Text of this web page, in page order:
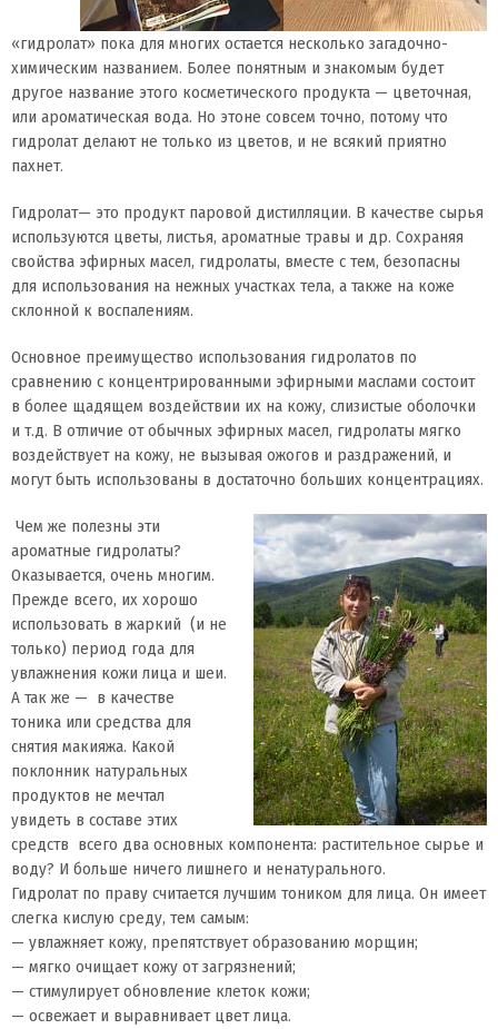
«гидролат» пока для многих остается несколько загадочно-
химическим названием. Более понятным и знакомым будет
другое название этого косметического продукта — цветочная,
или ароматическая вода. Но этоне совсем точно, потому что
гидролат делают не только из цветов, и не всякий приятно
пахнет.
Гидролат— это продукт паровой дистилляции. В качестве сырья
используются цветы, листья, ароматные травы и др. Сохраняя
свойства эфирных масел, гидролаты, вместе с тем, безопасны
для использования на нежных участках тела, а также на коже
склонной к воспалениям.
Основное преимущество использования гидролатов по
сравнению с концентрированными эфирными маслами состоит
в более щадящем воздействии их на кожу, слизистые оболочки
и т.д. В отличие от обычных эфирных масел, гидролаты мягко
воздействует на кожу, не вызывая ожогов и раздражений, и
могут быть использованы в достаточно больших концентрациях.
Чем же полезны эти
ароматные гидролаты?
Оказывается, очень многим.
Прежде всего, их хорошо
использовать в жаркий (и не
только) период года для
увлажнения кожи лица и шеи.
А так же — в качестве
тоника или средства для
снятия макияжа. Какой
поклонник натуральных
продуктов не мечтал
увидеть в составе этих
средств всего два основных компонента: растительное сырье и
воду? И больше ничего лишнего и ненатурального.
Гидролат по праву считается лучшим тоником для лица. Он имеет
слегка кислую среду, тем самым:
— увлажняет кожу, препятствует образованию морщин;
— мягко очищает кожу от загрязнений;
— стимулирует обновление клеток кожи;
— освежает и выравнивает цвет лица.